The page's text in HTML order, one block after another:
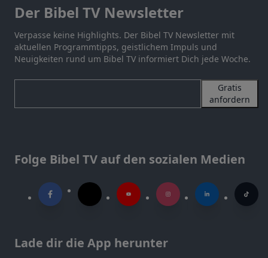
Der Bibel TV Newsletter
Verpasse keine Highlights. Der Bibel TV Newsletter mit
aktuellen Programmtipps, geistlichem Impuls und
Neuigkeiten rund um Bibel TV informiert Dich jede Woche.
Gratis
anfordern
Folge Bibel TV auf den sozialen Medien
Lade dir die App herunter